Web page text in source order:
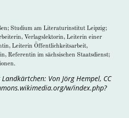
Studium am Literaturinstitut Leipzig;
Verlagslektorin, Leiterin einer
Leiterin Öffentlichkeitsarbeit,
Referentin im sächsischen Staatsdienst;
Von Jörg Hempel, CC
w/index.php?